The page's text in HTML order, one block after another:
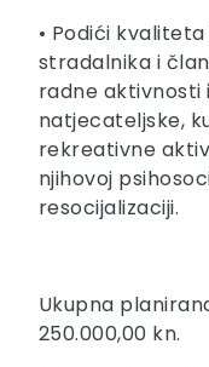
• Podići
stradalnika i
radne
natjecateljske,
rekreativne
njihovoj
resocijalizaciji.
Ukupna
250.000,00 kn.